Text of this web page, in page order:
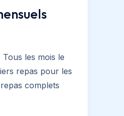
les mois le
repas pour les
complets